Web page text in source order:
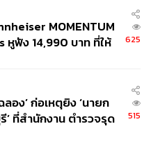
ต้การนำของประธานาธิบดี
องเขาให้เป็นอิสระ และยัง
นอกประเทศได้ หลังถูก
นบ้านมาตั้งแต่ปี 2010
รเสียชีวิตของหลิวเสี่ยวโป
ล แม้จะออกแถลงการณ์
MOMENTUM
หูฟัง 14,990 บาท ที่ให้
625
อง’ ก่อเหตุยิง ‘นายก
’ ที่สำนักงาน ตำรวจรุด
515